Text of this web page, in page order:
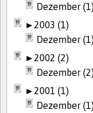
Dezember
►2003 (1)
Dezember
►2002 (2)
Dezember
►2001 (1)
Dezember